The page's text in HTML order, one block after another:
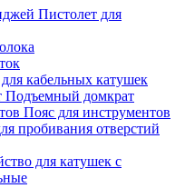
Пистолет для
кабельных катушек
Подъемный домкрат
Пояс для инструментов
пробивания отверстий
для катушек с